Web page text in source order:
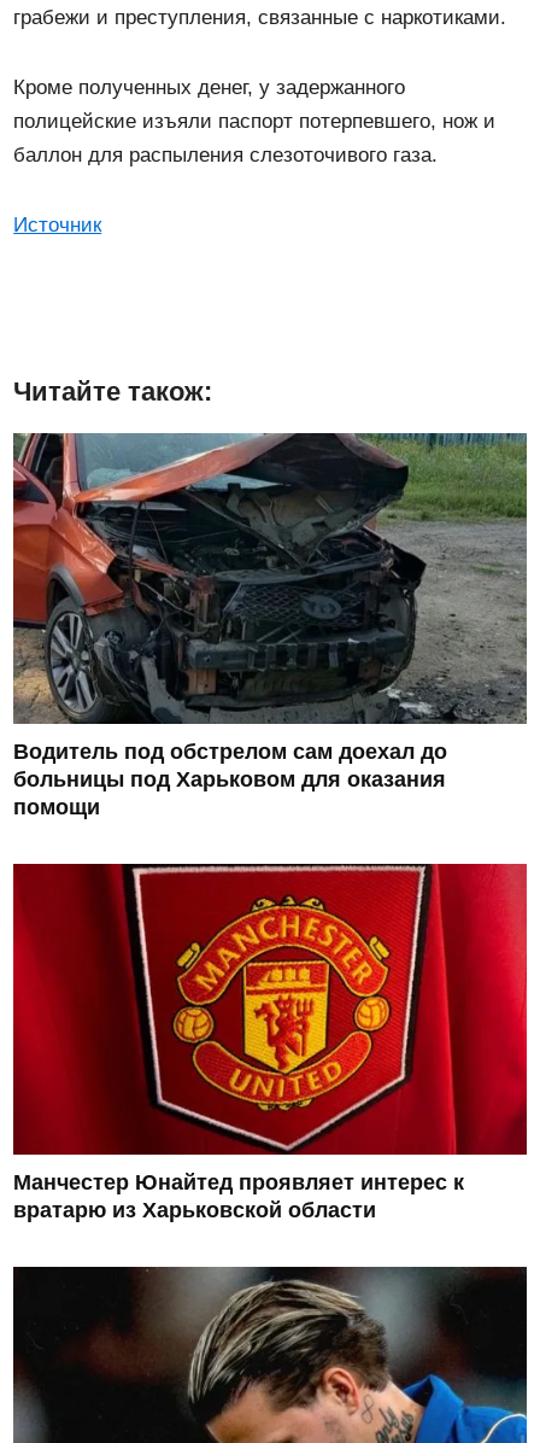
грабежи и преступления, связанные с наркотиками.
Кроме полученных денег, у задержанного
полицейские изъяли паспорт потерпевшего, нож и
баллон для распыления слезоточивого газа.
Источник
Читайте також:
Водитель под обстрелом сам доехал до
больницы под Харьковом для оказания
помощи
Манчестер Юнайтед проявляет интерес к
вратарю из Харьковской области